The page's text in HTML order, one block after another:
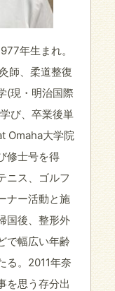
年生まれ。
師、柔道整復
(現・明治国際
び、卒業後単
Omaha大学院
修士号を得
ニス、ゴルフ
ナー活動と施
国後、整形外
で幅広い年齢
る。2011年奈
を思う存分出